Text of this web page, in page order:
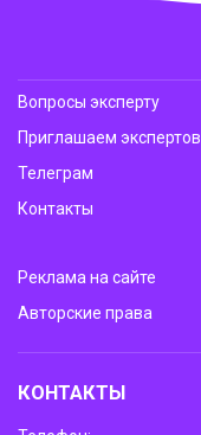
Вопросы эксперту
Приглашаем экспертов
Телеграм
Контакты
Реклама на сайте
Авторские права
КОНТАКТЫ